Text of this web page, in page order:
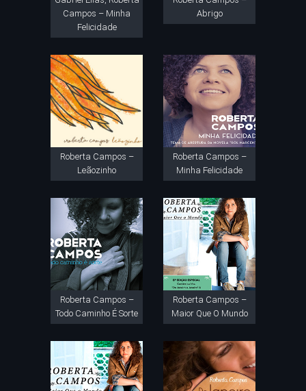
Campos – Minha
Felicidade
Abrigo
Roberta Campos –
Leãozinho
Roberta Campos –
Minha Felicidade
Roberta Campos –
Todo Caminho É Sorte
Roberta Campos –
Maior Que O Mundo